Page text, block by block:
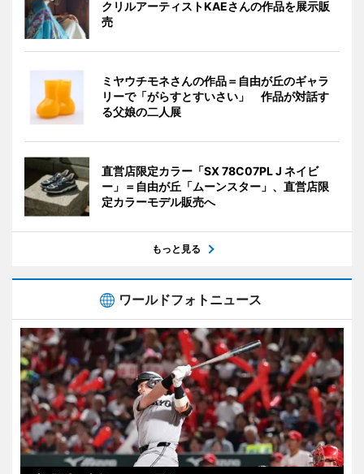
クリルアーティストKAEさんの作品を展示販
売
ミヤウチモネさんの作品＝自由が丘のギャラ
リーで「がらすとすいさい」 作品が対話す
る父娘の二人展
直営店限定カラー「SX 78C07PL J ネイビ
ー」＝自由が丘「ムーンスター」、直営店限
定カラーモデル販売へ
もっと見る
ワールドフォトニュース